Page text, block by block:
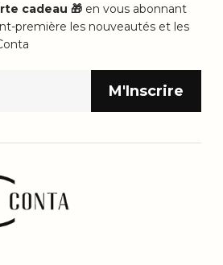
cadeau 🎁en vous abonnant
première les nouveautés et les